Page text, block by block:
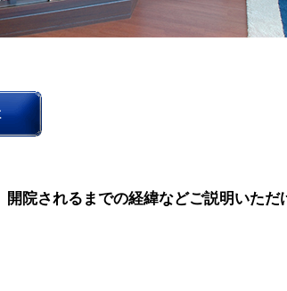
院されるまでの経緯などご説明いただ